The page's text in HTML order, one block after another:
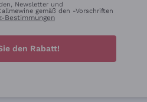
Newsletter und
gemäß den -Vorschriften
Bestimmungen
den Rabatt!